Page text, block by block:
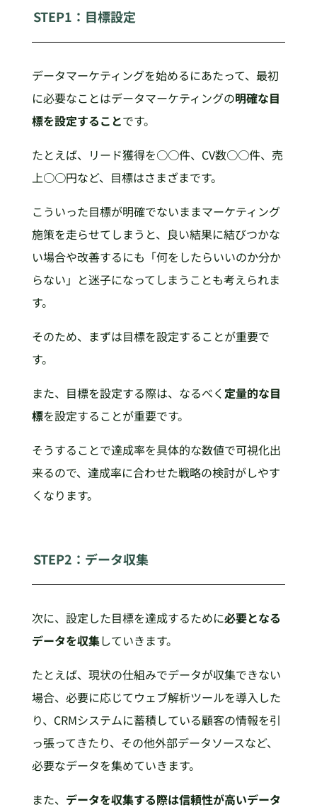
STEP1：目標設定
データマーケティングを始めるにあたって、最初
に必要なことはデータマーケティングの明確な目
標を設定することです。
たとえば、リード獲得を○○件、CV数○○件、売
上○○円など、目標はさまざまです。
こういった目標が明確でないままマーケティング
施策を走らせてしまうと、良い結果に結びつかな
い場合や改善するにも「何をしたらいいのか分か
らない」と迷子になってしまうことも考えられま
す。
そのため、まずは目標を設定することが重要で
す。
また、目標を設定する際は、なるべく 定量的な目
標を設定することが重要です。
そうすることで達成率を具体的な数値で可視化出
来るので、達成率に合わせた戦略の検討がしやす
くなります。
STEP2：データ収集
次に、設定した目標を達成するために必要となる
データを収集していきます。
たとえば、現状の仕組みでデータが収集できない
場合、必要に応じてウェブ解析ツールを導入した
り、CRMシステムに蓄積している顧客の情報を引
っ張ってきたり、その他外部データソースなど、
必要なデータを集めていきます。
また、 データを収集する際は信頼性が高いデータ